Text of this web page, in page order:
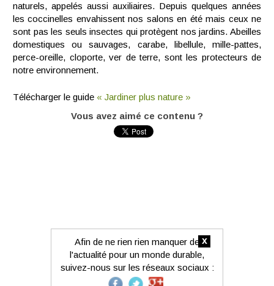
naturels, appelés aussi auxiliaires. Depuis quelques années
les coccinelles envahissent nos salons en été mais ceux ne
sont pas les seuls insectes qui protègent nos jardins. Abeilles
domestiques ou sauvages, carabe, libellule, mille-pattes,
perce-oreille, cloporte, ver de terre, sont les protecteurs de
notre environnement.
Télécharger le guide « Jardiner plus nature »
Vous avez aimé ce contenu ?
x
Afin de ne rien rien manquer de
l'actualité pour un monde durable,
suivez-nous sur les réseaux sociaux :